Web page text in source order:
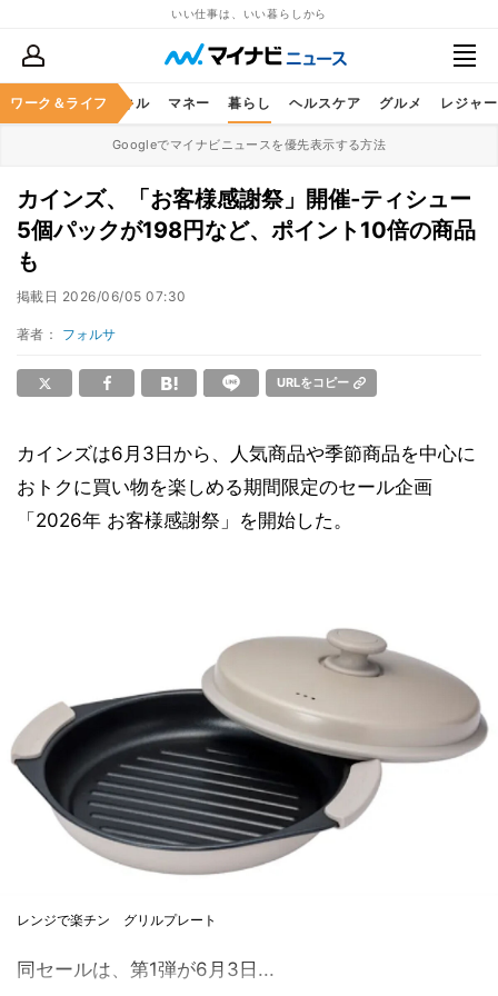
いい仕事は、いい暮らしから
ワーク＆ライフ
ア ビジネススキル マネー 暮らし ヘルスケア グルメ レジャー
Googleでマイナビニュースを優先表示する方法
カインズ、「お客様感謝祭」開催‐ティシュー
5個パックが198円など、ポイント10倍の商品
も
掲載日 2026/06/05 07:30
著者： フォルサ
URLをコピー
カインズは6月3日から、人気商品や季節商品を中心に
おトクに買い物を楽しめる期間限定のセール企画
「2026年 お客様感謝祭」を開始した。
レンジで楽チン グリルプレート
同セールは、第1弾が6月3日...